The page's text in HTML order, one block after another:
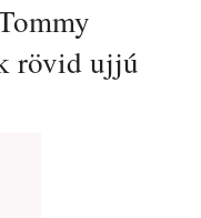
rövid ujjú